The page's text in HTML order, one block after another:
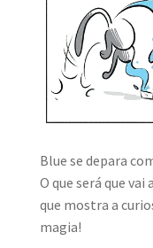
Blue se depara
O que será que
que mostra a
magia!